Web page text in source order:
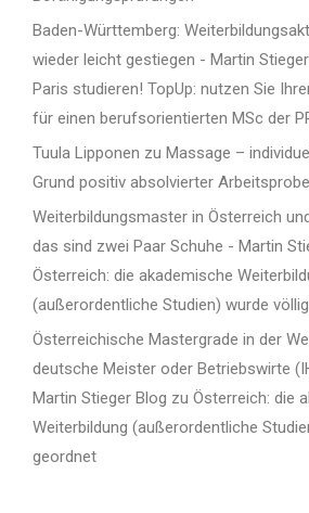
Baden-Württemberg:
wieder leicht gestiegen - Martin
Paris studieren! TopUp: nutzen Sie
für einen berufsorientierten MSc der
Tuula Lipponen zu Massage –
Grund positiv absolvierter
Weiterbildungsmaster in Österreich
das sind zwei Paar Schuhe - Martin
Österreich: die akademische
(außerordentliche Studien) wurde
Österreichische Mastergrade in der
deutsche Meister oder Betriebswirte
Martin Stieger Blog zu Österreich: die
Weiterbildung (außerordentliche
geordnet